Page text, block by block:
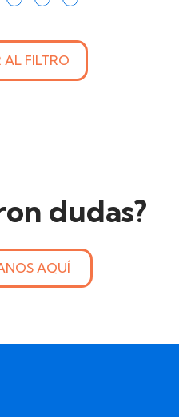
AL FILTRO
dudas?
AQUÍ